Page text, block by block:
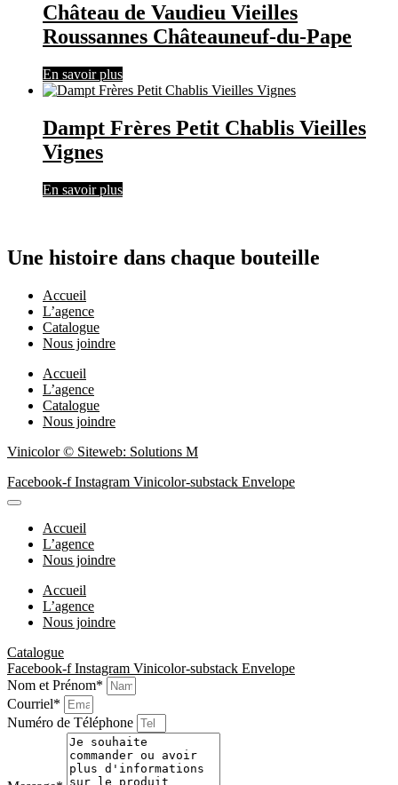
Château de Vaudieu Vieilles
Roussannes Châteauneuf-du-Pape
En savoir plus
Dampt Frères Petit Chablis Vieilles
Vignes
En savoir plus
Une histoire dans chaque bouteille
Accueil
L’agence
Catalogue
Nous joindre
Accueil
L’agence
Catalogue
Nous joindre
Vinicolor © Siteweb: Solutions M
Facebook-f Instagram Vinicolor-substack Envelope
Accueil
L’agence
Nous joindre
Accueil
L’agence
Nous joindre
Catalogue
Facebook-f Instagram Vinicolor-substack Envelope
Nom et Prénom*
Courriel*
Numéro de Téléphone